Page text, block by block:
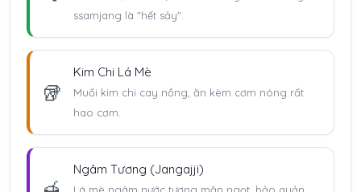
ssamjang là "hết sảy".
🥡
Kim Chi Lá Mè
Muối kim chi cay nồng, ăn kèm cơm nóng rất
hao cơm.
Ngâm Tương (Jangajji)